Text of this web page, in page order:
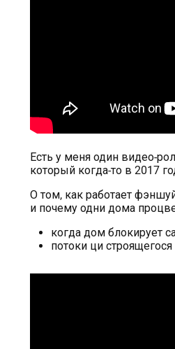
Есть у меня один видео-
который когда-то в 2017
О том, как работает
и почему одни дома
когда дом блокирует
потоки ци